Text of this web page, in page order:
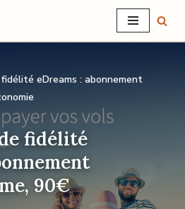
eDreams : abonnement
fidélité
90€